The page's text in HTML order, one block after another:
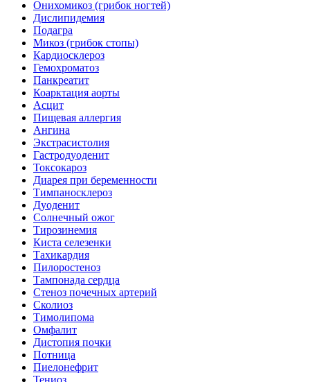
Онихомикоз (грибок ногтей)
Дислипидемия
Подагра
Микоз (грибок стопы)
Кардиосклероз
Гемохроматоз
Панкреатит
Коарктация аорты
Асцит
Пищевая аллергия
Ангина
Экстрасистолия
Гастродуоденит
Токсокароз
Диарея при беременности
Тимпаносклероз
Дуоденит
Солнечный ожог
Тирозинемия
Киста селезенки
Тахикардия
Пилоростеноз
Тампонада сердца
Стеноз почечных артерий
Сколиоз
Тимолипома
Омфалит
Дистопия почки
Потница
Пиелонефрит
Тениоз